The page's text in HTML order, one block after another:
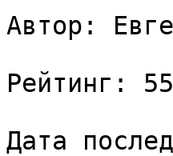
Автор:
Рейтинг:
Дата